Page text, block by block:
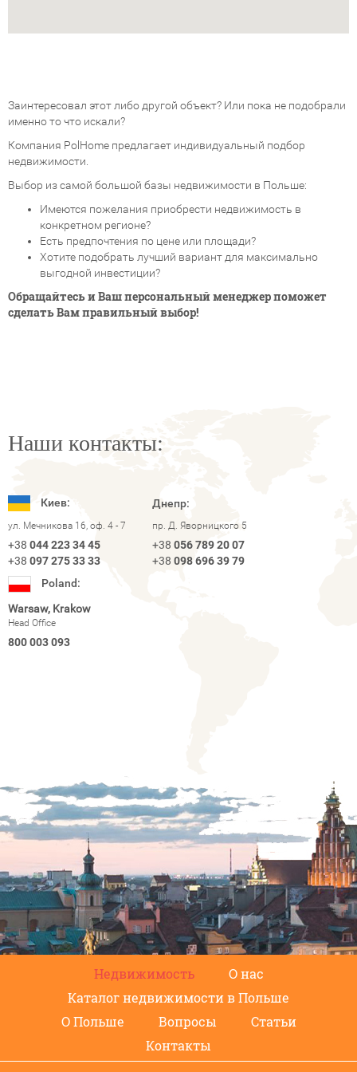
Заинтересовал этот либо другой объект? Или пока не подобрали
именно то что искали?
Компания PolHome предлагает индивидуальный подбор
недвижимости.
Выбор из самой большой базы недвижимости в Польше:
Имеются пожелания приобрести недвижимость в
конкретном регионе?
Есть предпочтения по цене или площади?
Хотите подобрать лучший вариант для максимально
выгодной инвестиции?
Обращайтесь и Ваш персональный менеджер поможет
сделать Вам правильный выбор!
Наши контакты:
Киев:
ул. Мечникова 16, оф. 4 - 7
+38 044 223 34 45
+38 097 275 33 33
Днепр:
пр. Д. Яворницкого 5
+38 056 789 20 07
+38 098 696 39 79
Poland:
Warsaw, Krakow
Head Office
800 003 093
Недвижимость
О нас
Каталог недвижимости в Польше
О Польше
Вопросы
Статьи
Контакты